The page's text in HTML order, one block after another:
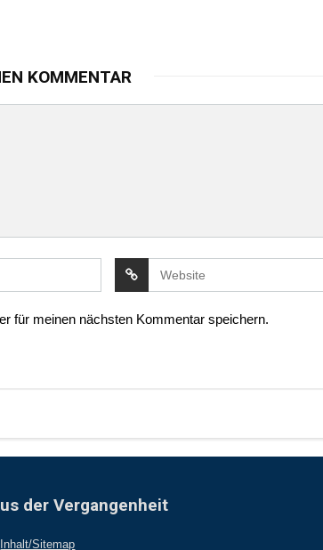
KOMMENTAR
für meinen nächsten Kommentar speichern.
der Vergangenheit
Inhalt/Sitemap